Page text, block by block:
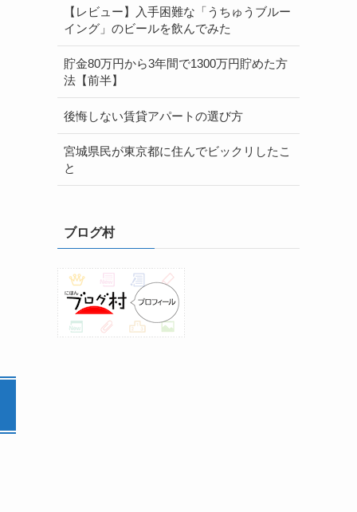
【レビュー】入手困難な「うちゅうブルー
イング」のビールを飲んでみた
貯金80万円から3年間で1300万円貯めた方
法【前半】
後悔しない賃貸アパートの選び方
宮城県民が東京都に住んでビックリしたこ
と
ブログ村